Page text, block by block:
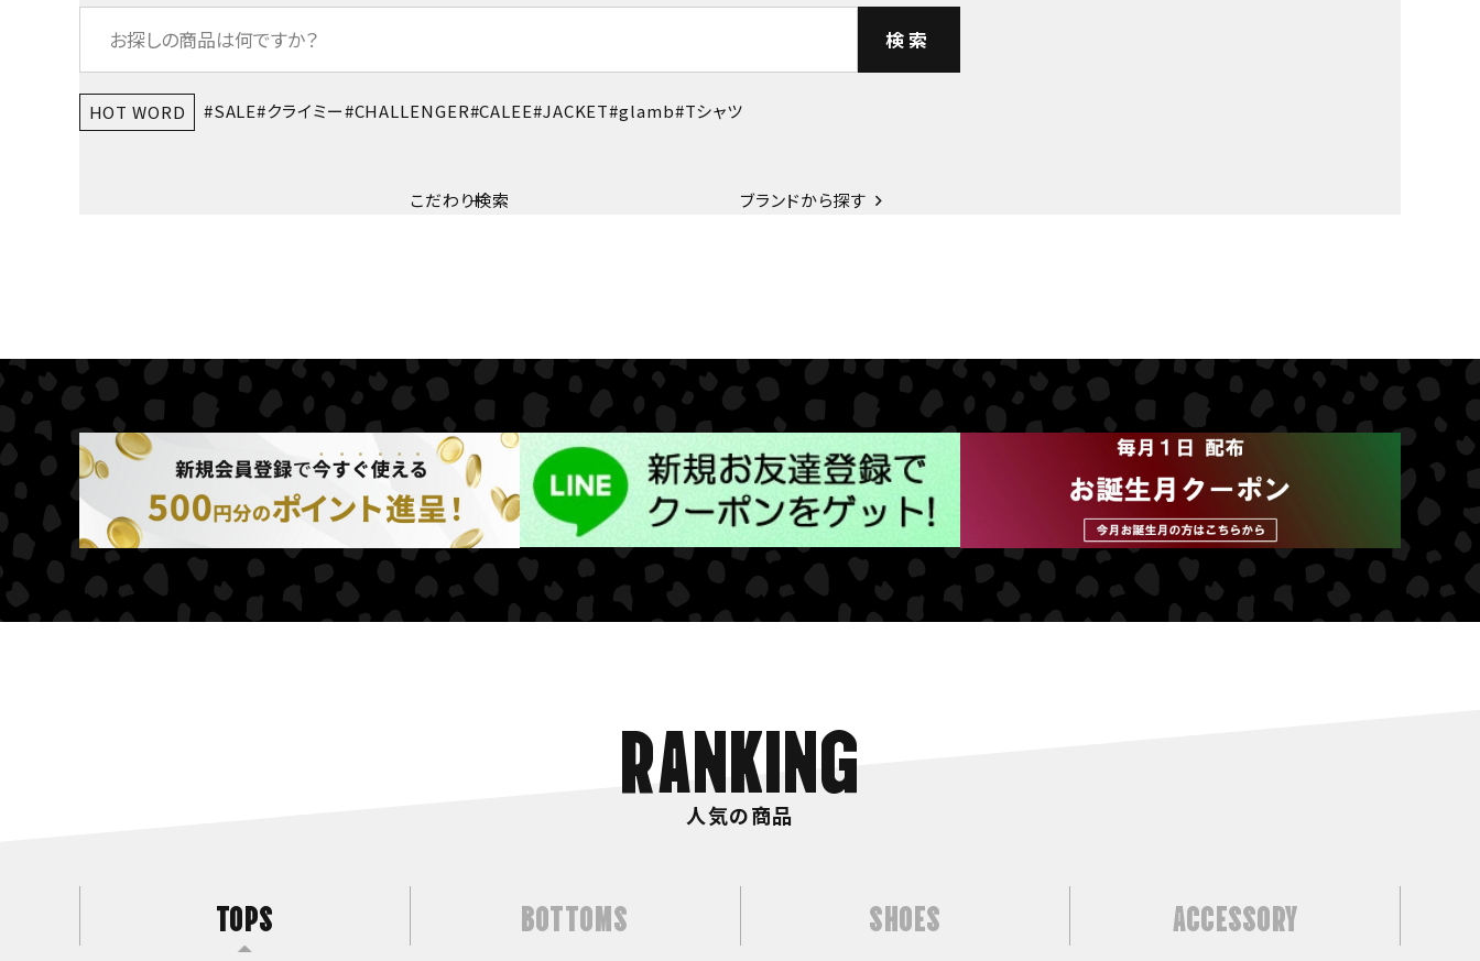
検索
HOT WORD SALE クライミー CHALLENGER CALEE JACKET glamb Tシャツ
こだわり検索 ブランドから探す
RANKING
人気の商品
TOPS BOTTOMS SHOES ACCESSORY